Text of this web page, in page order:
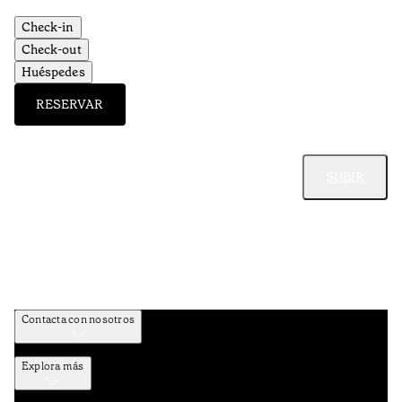
Check-in
Check-out
Huéspedes
RESERVAR
Contacta con nosotros
Explora más